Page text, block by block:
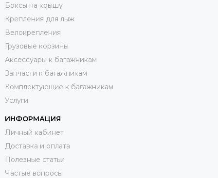
Боксы на крышу
Крепления для лыж
Велокрепления
Грузовые корзины
Аксессуары к багажникам
Запчасти к багажникам
Комплектующие к багажникам
Услуги
ИНФОРМАЦИЯ
Личный кабинет
Доставка и оплата
Полезные статьи
Частые вопросы